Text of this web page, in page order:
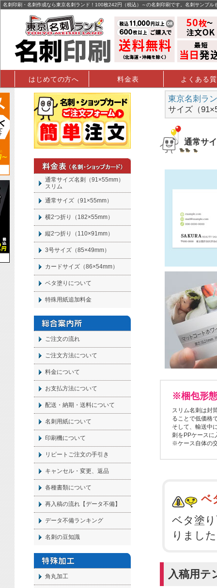
名刺印刷・名刺作成なら東京名刺ランド！100枚242円（税込）～の名刺印刷です。名刺サンプル
はじめての方へ 料金表 よくある
東京名刺ラ
サイズ（
通常サ
※梱包形
スリム名刺は封
ることで低価格
そして、輸送中
刺をPPケースに
※ケース自体の
ベ
ベタ塗
りました
入稿用テ
通常サイズ名刺（91×55mm）
スリム
通常サイズ（91×55mm）
横2つ折り（182×55mm）
縦2つ折り（110×91mm）
3号サイズ（85×49mm）
カードサイズ（86×54mm）
ベタ塗りについて
特殊用紙追加料金
ご注文の流れ
ご注文方法について
料金について
お支払方法について
配送・納期・送料について
名刺 用紙について
印刷機について
リピートご注文の手引き
キャンセル・変更、返品
各種書類について
再入稿の流れ【データ不備】
データ不備ランキング
名刺の豆知識
角丸加工